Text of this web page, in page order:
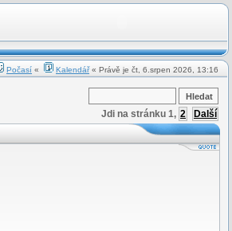
Počasí « Kalendář« Právě je čt, 6.srpen 2026, 13:16
Jdi na stránku 1, 2
Další